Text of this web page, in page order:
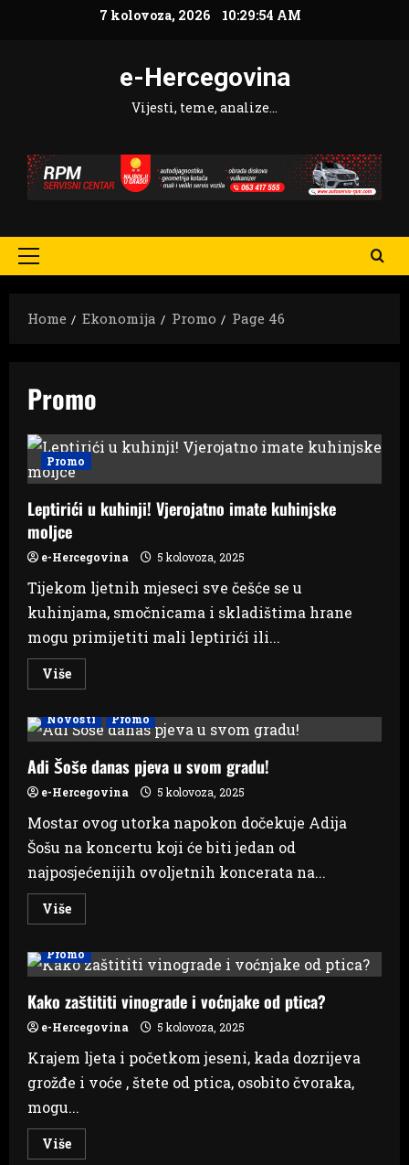
7 kolovoza, 2026 10:29:56 AM
e-Hercegovina
Vijesti, teme, analize…
Primary
Home
Ekonomija Promo Page 46
Promo
Promo
Leptirići u kuhinji! Vjerojatno imate kuhinjske
moljce
e-Hercegovina 5 kolovoza, 2025
Tijekom ljetnih mjeseci sve češće se u
kuhinjama, smočnicama i skladištima hrane
mogu primijetiti mali leptirići ili...
VišeRead
more
u
kuhinji!
imate
kuhinjske
moljce
Novosti Promo
Adi Šoše danas pjeva u svom gradu!
e-Hercegovina 5 kolovoza, 2025
Mostar ovog utorka napokon dočekuje Adija
Šošu na koncertu koji će biti jedan od
najposjećenijih ovoljetnih koncerata na...
VišeRead
more
Šoše
danas
u
svom
gradu!
Promo
Kako zaštititi vinograde i voćnjake od ptica?
e-Hercegovina 5 kolovoza, 2025
Krajem ljeta i početkom jeseni, kada dozrijeva
grožđe i voće , štete od ptica, osobito čvoraka,
mogu...
VišeRead
more